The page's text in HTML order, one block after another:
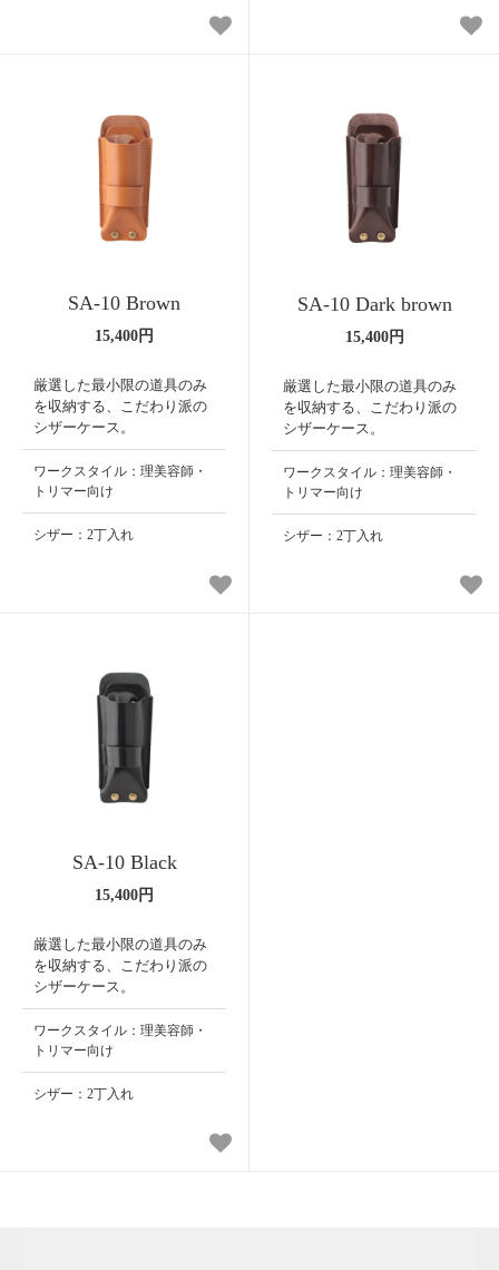
SA-10 Brown
15,400円
厳選した最小限の道具のみ
を収納する、こだわり派の
シザーケース。
ワークスタイル：理美容師・
トリマー向け
シザー：2丁入れ
SA-10 Dark brown
15,400円
厳選した最小限の道具のみ
を収納する、こだわり派の
シザーケース。
ワークスタイル：理美容師・
トリマー向け
シザー：2丁入れ
SA-10 Black
15,400円
厳選した最小限の道具のみ
を収納する、こだわり派の
シザーケース。
ワークスタイル：理美容師・
トリマー向け
シザー：2丁入れ